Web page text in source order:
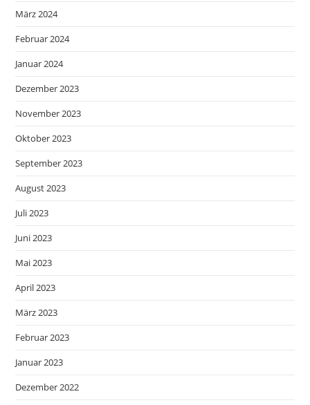
März 2024
Februar 2024
Januar 2024
Dezember 2023
November 2023
Oktober 2023
September 2023
August 2023
Juli 2023
Juni 2023
Mai 2023
April 2023
März 2023
Februar 2023
Januar 2023
Dezember 2022